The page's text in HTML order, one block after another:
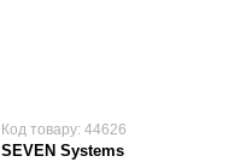
Код товару: 44626
SEVEN Systems